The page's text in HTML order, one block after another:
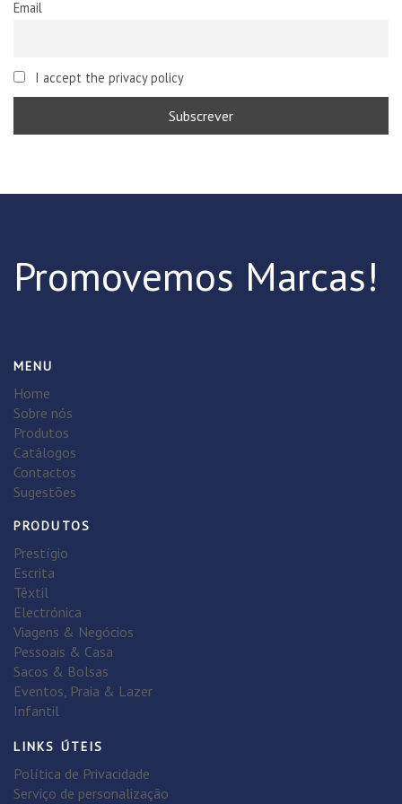
Email
I accept the privacy policy
Promovemos Marcas!
MENU
Home
Sobre nós
Produtos
Catálogos
Contactos
Sugestões
PRODUTOS
Prestígio
Escrita
Têxtil
Electrónica
Viagens & Negócios
Pessoais & Casa
Sacos & Bolsas
Eventos, Praia & Lazer
Infantil
LINKS ÚTEIS
Política de Privacidade
Serviço de personalização